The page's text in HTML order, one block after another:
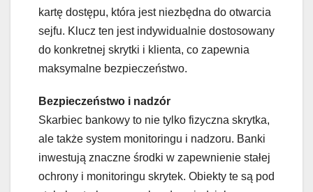
kartę dostępu, która jest niezbędna do otwarcia
sejfu. Klucz ten jest indywidualnie dostosowany
do konkretnej skrytki i klienta, co zapewnia
maksymalne bezpieczeństwo.
Bezpieczeństwo i nadzór
Skarbiec bankowy to nie tylko fizyczna skrytka,
ale także system monitoringu i nadzoru. Banki
inwestują znaczne środki w zapewnienie stałej
ochrony i monitoringu skrytek. Obiekty te są pod